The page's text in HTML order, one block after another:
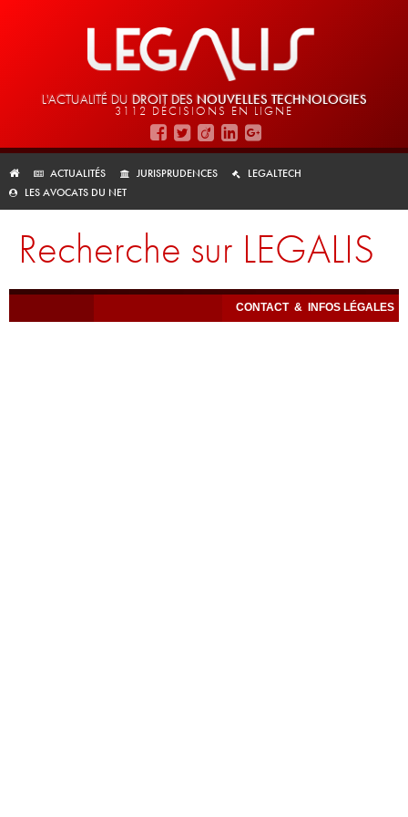
L'ACTUALITÉ DU DROIT DES NOUVELLES TECHNOLOGIES
3112 DÉCISIONS EN LIGNE
ACTUALITÉS JURISPRUDENCES
LEGALTECH
LES AVOCATS DU NET
Recherche sur LEGALIS
CONTACT & INFOS LÉGALES